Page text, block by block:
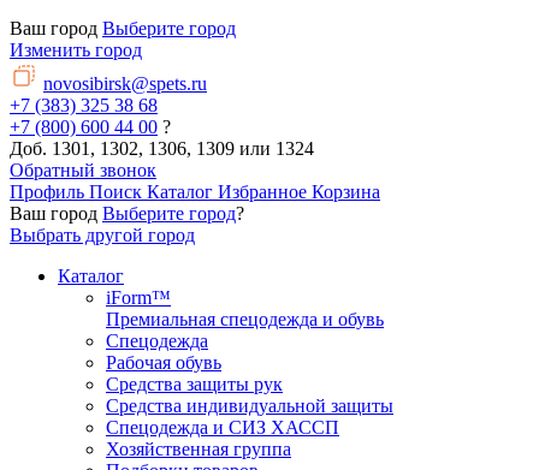
Ваш город Выберите город
Изменить город
novosibirsk@spets.ru
+7 (383) 325 38 68
+7 (800) 600 44 00 ?
Доб. 1301, 1302, 1306, 1309 или 1324
Обратный звонок
Профиль Поиск Каталог Избранное Корзина
Ваш город Выберите город?
Выбрать другой город
Каталог
iForm™
Премиальная спецодежда и обувь
Спецодежда
Рабочая обувь
Средства защиты рук
Средства индивидуальной защиты
Спецодежда и СИЗ ХАССП
Хозяйственная группа